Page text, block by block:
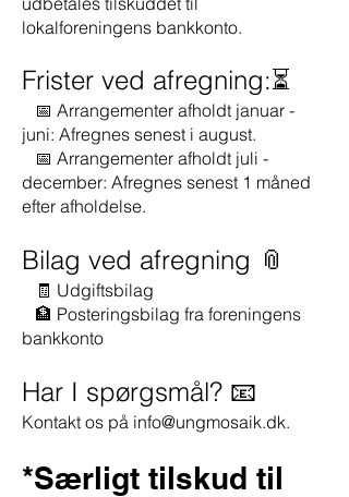
lokalforeningens bankkonto.
Frister ved afregning:⏳
📅 Arrangementer afholdt januar -
juni: Afregnes senest i august.
📅 Arrangementer afholdt juli -
december: Afregnes senest 1 måned
efter afholdelse.
Bilag ved afregning 📎
🧾 Udgiftsbilag
🏦 Posteringsbilag fra foreningens
bankkonto
Har I spørgsmål? 📧
Kontakt os på info@ungmosaik.dk.
*Særligt tilskud til